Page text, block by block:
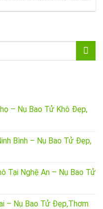
– Nụ Bao Tử Khô Đẹp,
Bình – Nụ Bao Tử Đẹp,
Tại Nghệ An – Nụ Bao Tử
– Nụ Bao Tử Đẹp,Thơm